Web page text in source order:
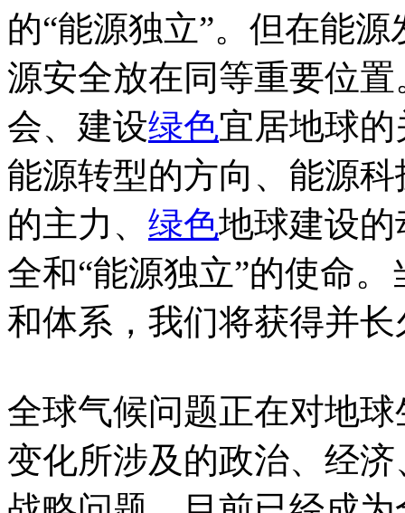
的“能源独立”。但在能
源安全放在同等重要位
会、建设绿色宜居地球
能源转型的方向、能源
的主力、 绿色地球建设
全和“能源独立”的使命
和体系，我们将获得并
全球气候问题正在对地
变化所涉及的政治、经